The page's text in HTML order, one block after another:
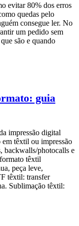
evitar 80% dos erros
quedas pelo
consegue ler. No
um pedido sem
são e quando
guia
impressão digital
têxtil ou impressão
backwalls/photocalls e
têxtil
peça leve,
têxtil: transfer
Sublimação têxtil: